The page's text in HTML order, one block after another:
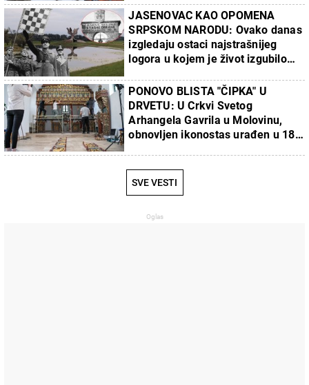
JASENOVAC KAO OPOMENA
SRPSKOM NARODU: Ovako danas
izgledaju ostaci najstrašnijeg
logora u kojem je život izgubilo
PONOVO BLISTA "ČIPKA" U
DRVETU: U Crkvi Svetog
Arhangela Gavrila u Molovinu,
obnovljen ikonostas urađen u 18.
SVE VESTI